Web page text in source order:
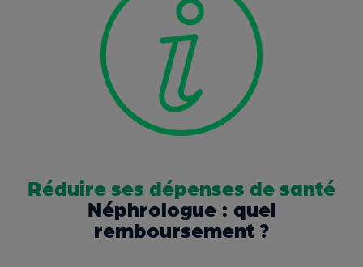
Réduire ses dépenses de santé
Néphrologue : quel
remboursement ?